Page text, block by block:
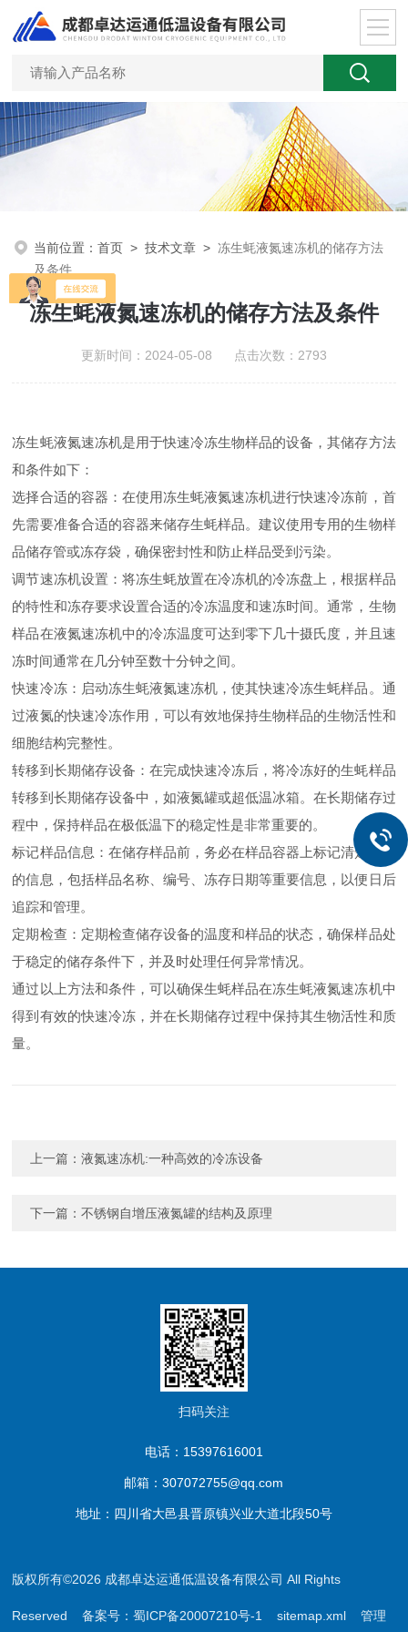
当前位置：首页 >技术文章 >冻生蚝液氮速冻机的储存方法
及条件
冻生蚝液氮速冻机的储存方法及条件
更新时间：2024-05-08 点击次数：2793
冻生蚝液氮速冻机是用于快速冷冻生物样品的设备，其储存方法
和条件如下：
选择合适的容器：在使用冻生蚝液氮速冻机进行快速冷冻前，首
先需要准备合适的容器来储存生蚝样品。建议使用专用的生物样
品储存管或冻存袋，确保密封性和防止样品受到污染。
调节速冻机设置：将冻生蚝放置在冷冻机的冷冻盘上，根据样品
的特性和冻存要求设置合适的冷冻温度和速冻时间。通常，生物
样品在液氮速冻机中的冷冻温度可达到零下几十摄氏度，并且速
冻时间通常在几分钟至数十分钟之间。
快速冷冻：启动冻生蚝液氮速冻机，使其快速冷冻生蚝样品。通
过液氮的快速冷冻作用，可以有效地保持生物样品的生物活性和
细胞结构完整性。
转移到长期储存设备：在完成快速冷冻后，将冷冻好的生蚝样品
转移到长期储存设备中，如液氮罐或超低温冰箱。在长期储存过
程中，保持样品在极低温下的稳定性是非常重要的。
标记样品信息：在储存样品前，务必在样品容器上标记清楚样品
的信息，包括样品名称、编号、冻存日期等重要信息，以便日后
追踪和管理。
定期检查：定期检查储存设备的温度和样品的状态，确保样品处
于稳定的储存条件下，并及时处理任何异常情况。
通过以上方法和条件，可以确保生蚝样品在冻生蚝液氮速冻机中
得到有效的快速冷冻，并在长期储存过程中保持其生物活性和质
量。
上一篇：液氮速冻机:一种高效的冷冻设备
下一篇：不锈钢自增压液氮罐的结构及原理
扫码关注
电话：15397616001
邮箱：307072755@qq.com
地址：四川省大邑县晋原镇兴业大道北段50号
版权所有©2026 成都卓达运通低温设备有限公司 All Rights
Reserved备案号：蜀ICP备20007210号-1 sitemap.xml 管理